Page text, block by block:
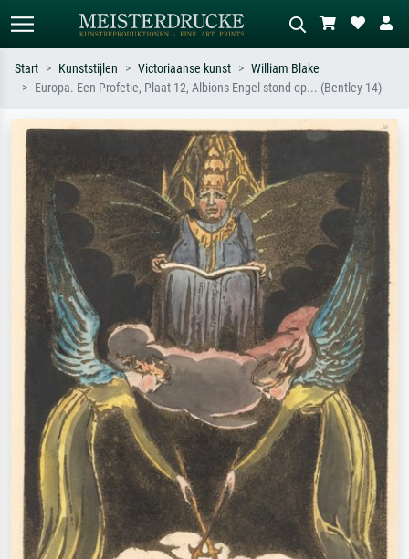
Zoek op kunstenaar, titel of stijl – bijv.
Monet, Sterrennacht, impressionisme,
Hokusai-golf, naakt.
Beschrijf de scène – bijv. groene
weide, abstract met veel rood, donker
olieverfschilderij, staand naakt naast
een boom.
Start Kunststijlen Victoriaanse kunst
William Blake
Europa. Een Profetie, Plaat 12, Albions Engel stond op... (Bentley 14)